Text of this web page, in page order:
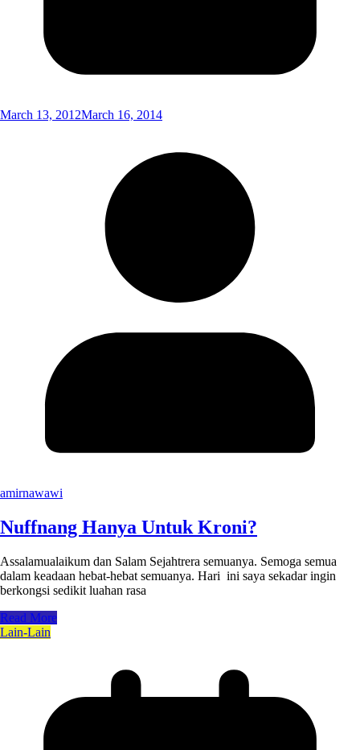
March 13, 2012March 16, 2014
amirnawawi
Nuffnang Hanya Untuk Kroni?
Assalamualaikum dan Salam Sejahtrera semuanya. Semoga semua
dalam keadaan hebat-hebat semuanya. Hari ini saya sekadar ingin
berkongsi sedikit luahan rasa
Read More
Lain-Lain